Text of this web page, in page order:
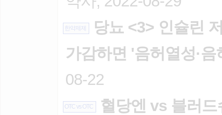
한약제제
당뇨 <3> 인슐린
가감하면 '음허열성·
08-22
OTC vs OTC 혈당엔 vs 블러